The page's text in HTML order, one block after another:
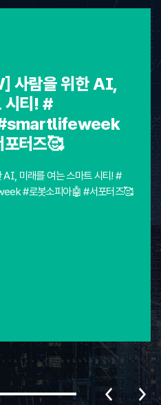
사람을 위한 AI,
시티! #
#smartlifeweek
터즈🥰
AI, 미래를 여는 스마트 시티! #
#로봇소피아🤖 #서포터즈🥰